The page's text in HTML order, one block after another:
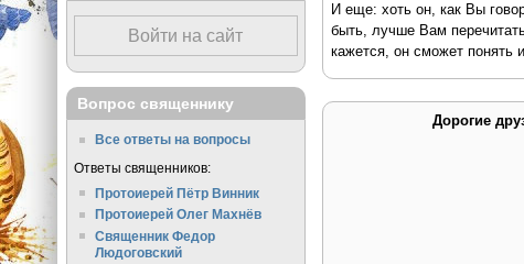
И еще: хоть он, как Вы
быть, лучше Вам
кажется, он сможет понять
Дорогие
Войти на сайт
Вопрос священнику
Все ответы на вопросы
Ответы священников:
Протоиерей Пётр Винник
Протоиерей Олег Махнёв
Священник Федор
Людоговский